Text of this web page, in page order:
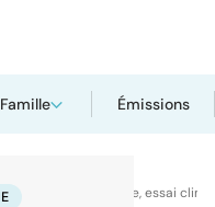
Famille Émissions
Essai thérapeutique, essai